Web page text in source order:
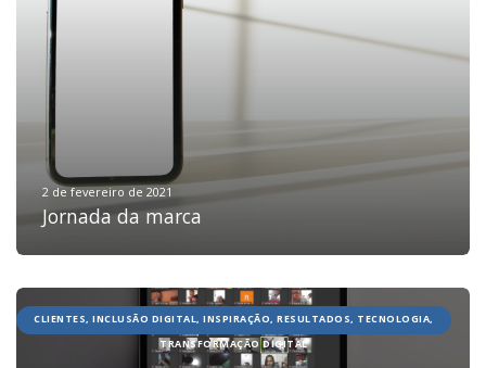
2 de fevereiro de 2021
Jornada da marca
CLIENTES, INCLUSÃO DIGITAL, INSPIRAÇÃO, RESULTADOS, TECNOLOGIA,
TRANSFORMAÇÃO DIGITAL